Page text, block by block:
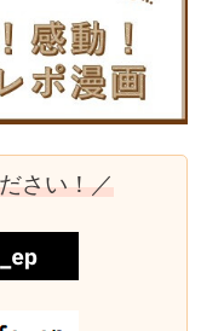
さい！／